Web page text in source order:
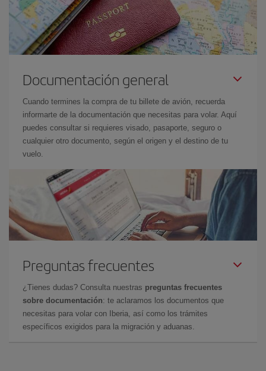
Documentación general
Cuando termines la compra de tu billete de avión, recuerda
informarte de la documentación que necesitas para volar. Aquí
puedes consultar si requieres visado, pasaporte, seguro o
cualquier otro documento, según el origen y el destino de tu
vuelo.
Preguntas frecuentes
¿Tienes dudas? Consulta nuestras preguntas frecuentes
sobre documentación: te aclaramos los documentos que
necesitas para volar con Iberia, así como los trámites
específicos exigidos para la migración y aduanas.